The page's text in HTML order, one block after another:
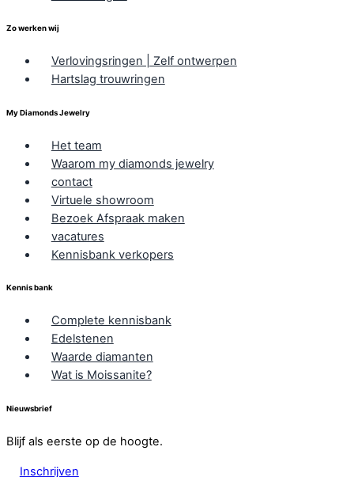
Zo werken wij
Verlovingsringen | Zelf ontwerpen
Hartslag trouwringen
My Diamonds Jewelry
Het team
Waarom my diamonds jewelry
contact
Virtuele showroom
Bezoek Afspraak maken
vacatures
Kennisbank verkopers
Kennis bank
Complete kennisbank
Edelstenen
Waarde diamanten
Wat is Moissanite?
Nieuwsbrief
Blijf als eerste op de hoogte.
Inschrijven